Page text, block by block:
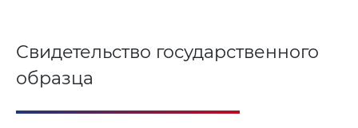
Свидетельство государственного
образца